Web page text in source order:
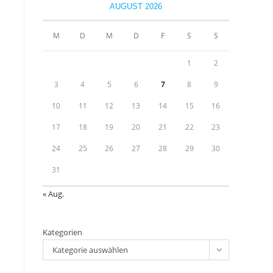
AUGUST 2026
M D M D F S S
1 2
3 4 5 6 7 8 9
10 11 12 13 14 15 16
17 18 19 20 21 22 23
24 25 26 27 28 29 30
31
« Aug.
Kategorien
Kategorie auswählen